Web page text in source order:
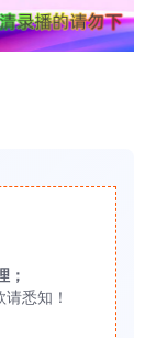
；
悉知！